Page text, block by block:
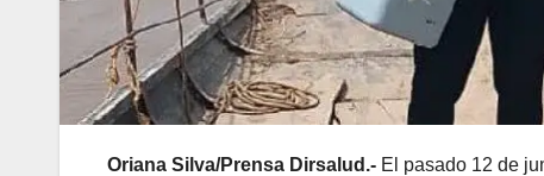
Oriana Silva/Prensa Dirsalud.- El pasado 12 de